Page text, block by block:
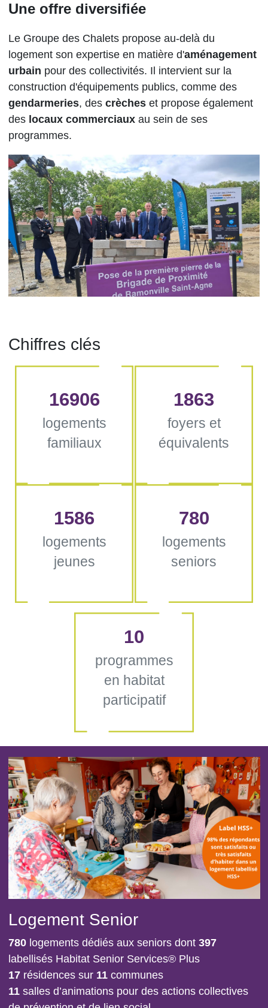
Une offre diversifiée
Le Groupe des Chalets propose au-delà du
logement son expertise en matière d'aménagement
urbain pour des collectivités. Il intervient sur la
construction d'équipements publics, comme des
gendarmeries, des crècheset propose également
des locaux commerciauxau sein de ses
programmes.
Chiffres clés
16906
logements
familiaux
1863
foyers et
équivalents
1586
logements
jeunes
780
logements
seniors
10
programmes
en habitat
participatif
Logement Senior
780logements dédiés aux seniors dont 397
labellisés Habitat Senior Services® Plus
17résidences sur 11communes
11salles d’animations pour des actions collectives